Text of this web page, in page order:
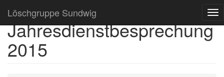
Löschgruppe Sundwig
Jahresdienstbesprechung
2015